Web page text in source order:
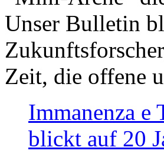
Unser Bulletin
Zeit, die offene
Immanenza e
blickt auf 20